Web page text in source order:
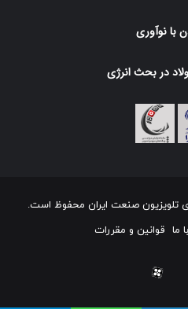
با نوآوری
ما قوانین و مقررات
اینستاگرام